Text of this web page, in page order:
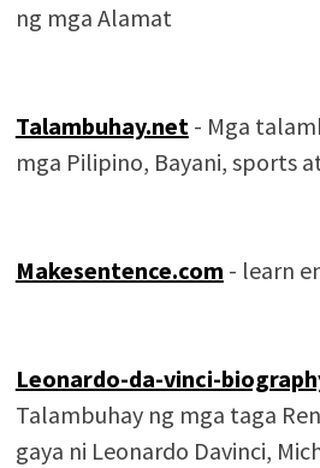
ng mga Alamat
Talambuhay.net- Mga
mga Pilipino, Bayani, sports
Makesentence.com - learn
Leonardo-da-vinci-
Talambuhay ng mga taga
gaya ni Leonardo Davinci,